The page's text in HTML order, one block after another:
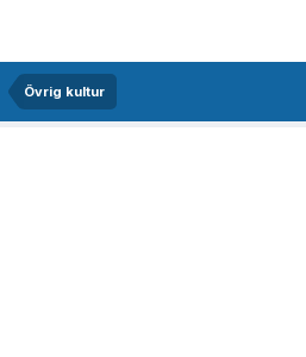
Övrig kultur